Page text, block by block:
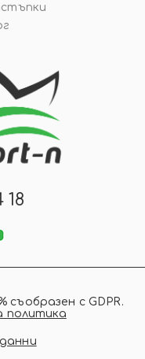
18
съобразен с GDPR.
политика